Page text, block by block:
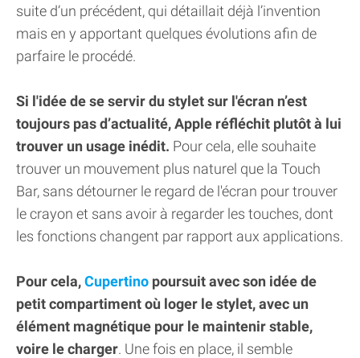
suite d’un précédent, qui détaillait déjà l’invention
mais en y apportant quelques évolutions afin de
parfaire le procédé.
Si l'idée de se servir du stylet sur l'écran n’est
toujours pas d’actualité, Apple réfléchit plutôt à lui
trouver un usage inédit. Pour cela, elle souhaite
trouver un mouvement plus naturel que la Touch
Bar, sans détourner le regard de l'écran pour trouver
le crayon et sans avoir à regarder les touches, dont
les fonctions changent par rapport aux applications.
Pour cela,Cupertino poursuit avec son idée de
petit compartiment où loger le stylet, avec un
élément magnétique pour le maintenir stable,
voire le charger. Une fois en place, il semble